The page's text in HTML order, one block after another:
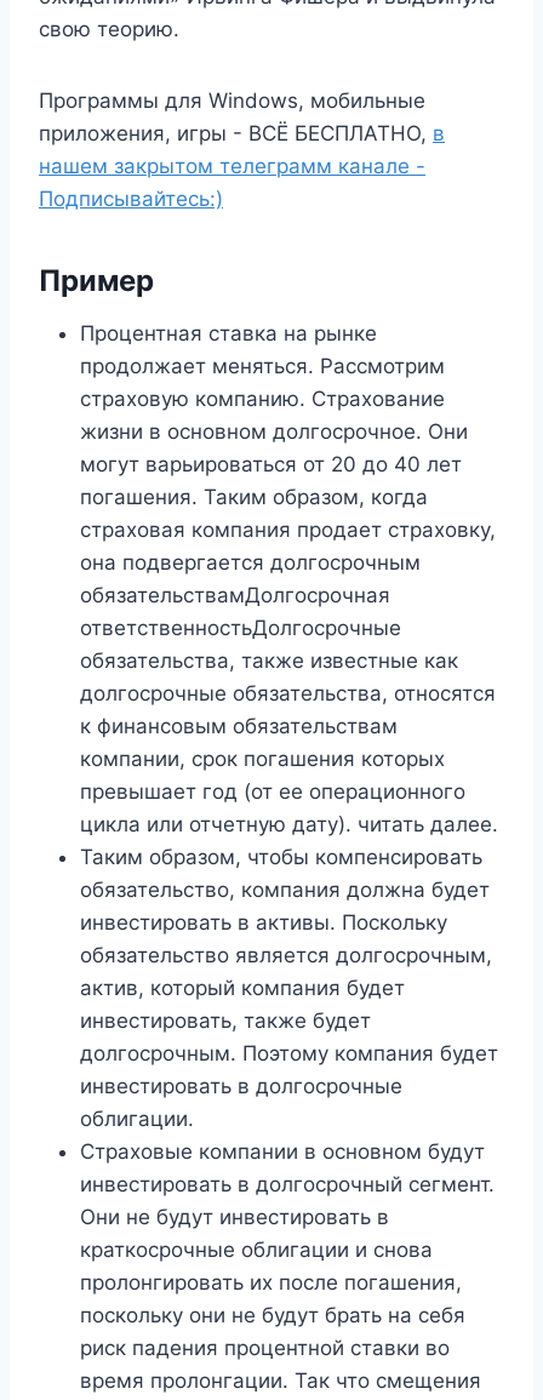
свою теорию.
Программы для Windows, мобильные
приложения, игры - ВСЁ БЕСПЛАТНО, в
нашем закрытом телеграмм канале -
Подписывайтесь:)
Пример
Процентная ставка на рынке
продолжает меняться. Рассмотрим
страховую компанию. Страхование
жизни в основном долгосрочное. Они
могут варьироваться от 20 до 40 лет
погашения. Таким образом, когда
страховая компания продает страховку,
она подвергается долгосрочным
обязательствамДолгосрочная
ответственностьДолгосрочные
обязательства, также известные как
долгосрочные обязательства, относятся
к финансовым обязательствам
компании, срок погашения которых
превышает год (от ее операционного
цикла или отчетную дату). читать далее.
Таким образом, чтобы компенсировать
обязательство, компания должна будет
инвестировать в активы. Поскольку
обязательство является долгосрочным,
актив, который компания будет
инвестировать, также будет
долгосрочным. Поэтому компания будет
инвестировать в долгосрочные
облигации.
Страховые компании в основном будут
инвестировать в долгосрочный сегмент.
Они не будут инвестировать в
краткосрочные облигации и снова
пролонгировать их после погашения,
поскольку они не будут брать на себя
риск падения процентной ставки во
время пролонгации. Так что смещения